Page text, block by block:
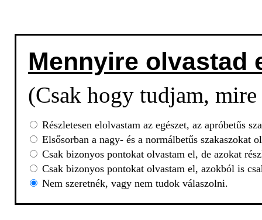
Mennyire olvastad
(Csak hogy tudjam,
Részletesen elolvastam az egészet, az apróbetűs
Elsősorban a nagy- és a normálbetűs szakaszokat
Csak bizonyos pontokat olvastam el, de azokat
Csak bizonyos pontokat olvastam el, azokból is
Nem szeretnék, vagy nem tudok válaszolni.